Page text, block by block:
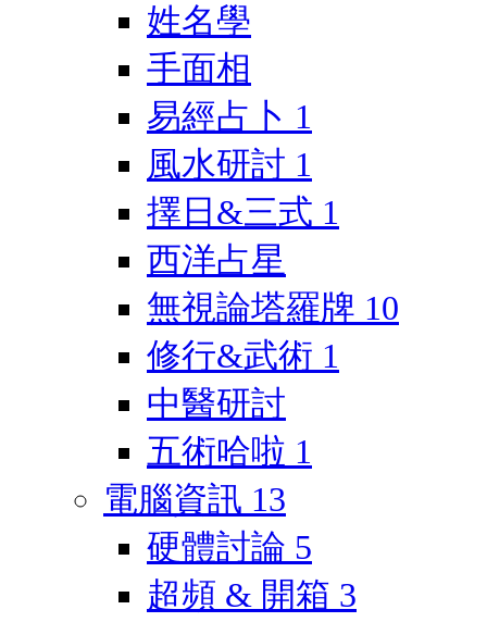
姓名學
手面相
易經占卜 1
風水研討 1
擇日&三式 1
西洋占星
無視論塔羅牌 10
修行&武術 1
中醫研討
五術哈啦 1
電腦資訊 13
硬體討論 5
超頻 & 開箱 3